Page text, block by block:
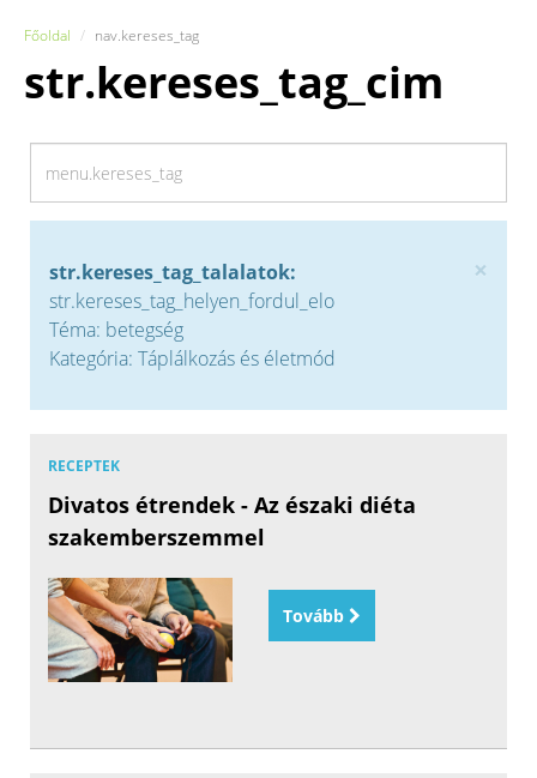
Főoldal nav.kereses_tag
str.kereses_tag_cim
×
str.kereses_tag_talalatok:
str.kereses_tag_helyen_fordul_elo
Téma: betegség
Kategória: Táplálkozás és életmód
RECEPTEK
Divatos étrendek - Az északi diéta
szakemberszemmel
Tovább